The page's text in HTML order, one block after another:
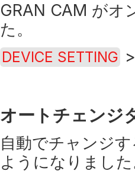
GRAN CAM がオ
た。
DEVICE SETTING
オートチェンジ
自動でチャンジ
ようになりまし